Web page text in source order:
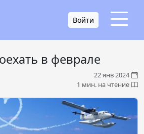
Войти
в феврале
22 янв 2024
1 мин. на чтение